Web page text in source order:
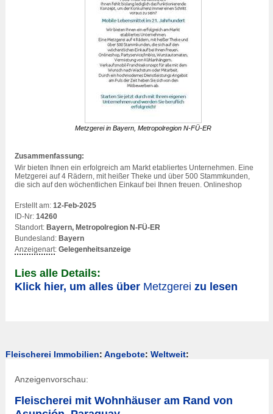
Metzgereiin Bayern, Metropolregion N-FÜ-ER
Zusammenfassung:
Wir bieten Ihnen ein erfolgreich am Markt etabliertes Unternehmen. Eine
Metzgerei auf 4 Rädern, mit heißer Theke und über 500 Stammkunden,
die sich auf den wöchentlichen Einkauf bei Ihnen freuen. Onlineshop
Erstellt am: 12-Feb-2025
ID-Nr: 14260
Standort: Bayern, Metropolregion N-FÜ-ER
Bundesland: Bayern
Anzeigenart: Gelegenheitsanzeige
Lies alle Details:
Klick hier, um alles über Metzgerei zu lesen
Fleischerei Immobilien: Angebote: Weltweit:
Anzeigenvorschau:
Fleischerei mit Wohnhäuser am Rand von